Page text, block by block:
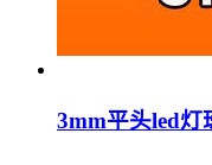
3mm平头led灯